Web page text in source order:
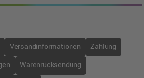
Versandinformationen
Zahlung
Warenrücksendung